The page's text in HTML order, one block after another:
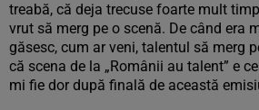
treabă, că deja trecuse foarte mult
vrut să merg pe o scenă. De când era
găsesc, cum ar veni, talentul să merg
că scena de la „Românii au talent” e
mi fie dor după finală de această